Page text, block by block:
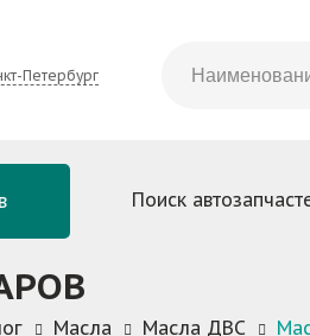
Петербург
Поиск
Масла Масла ДВС